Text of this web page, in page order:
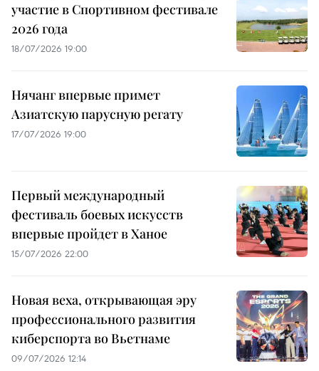
участие в Спортивном фестивале
2026 года
18/07/2026 19:00
Нячанг впервые примет
Азиатскую парусную регату
17/07/2026 19:00
Первый международный
фестиваль боевых искусств
впервые пройдет в Ханое
15/07/2026 22:00
Новая веха, открывающая эру
профессионального развития
киберспорта во Вьетнаме
09/07/2026 12:14